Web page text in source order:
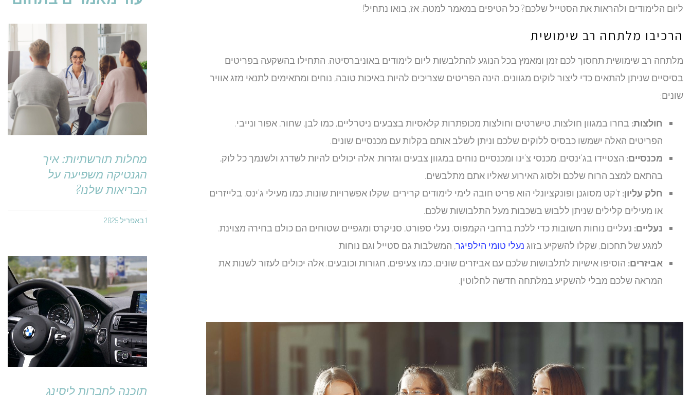
ליום הלימודים ולהראות את הסטייל שלכם? כל הטיפים במאמר למטה, אז, בואו נתחיל!
הרכיבו מלתחה רב שימושית
מלתחה רב שימושית תחסוך לכם זמן ומאמץ בכל הנוגע להתלבשות ליום לימודים באוניברסיטה. התחילו בהשקעה בפריטים
בסיסיים שניתן להתאים כדי ליצור לוקים מגוונים. הינה הפריטים שצריכים להיות באיכות טובה, נוחים ומתאימים לתנאי מזג אוויר
שונים:
חולצות: בחרו במגוון חולצות, טישרטים וחולצות מכופתרות קלאסיות בצבעים ניטרליים, כמו לבן, שחור, אפור ונייבי.
הפריטים האלה ישמשו כבסיס ללוקים שלכם וניתן לשלב אותם בקלות עם מכנסיים שונים.
מכנסיים: הצטיידו בג'ינסים, מכנסי צ'ינו ומכנסיים נוחים במגוון צבעים וגזרות. אלה יכולים להיות לשדרג ולשנמך כל לוק,
בהתאם למצב הרוח שלכם ולסוג האירוע שאליו אתם מתלבשים.
חלק עליון: ז'קט מסוגנן ופונקציונלי הוא פריט חובה לימי לימודים קרירים. שקלו אפשרויות שונות, כמו מעילי ג'ינס, בלייזרים
או מעילים קלילים שניתן ללבוש בשכבות מעל התלבושות שלכם.
נעליים: נעליים נוחות חשובות כדי ללכת ברחבי הקמפוס. נעלי ספורט, סניקרס ומגפיים שטוחים הם כולם בחירה מצוינת.
למגע של תחכום, שקלו להשקיע בזוג נעלי טומי הילפיגר, המשלבות גם סטייל וגם נוחות.
אביזרים: הוסיפו אישיות לתלבושות שלכם עם אביזרים שונים, כמו צעיפים, חגורות וכובעים. אלה יכולים לעזור לשנות את
המראה שלכם מבלי להשקיע במלתחה חדשה לחלוטין.
מחלות תורשתיות: איך
הגנטיקה משפיעה על
הבריאות שלנו?
1 באפריל 2025
תוכנה לחברות ליסינג